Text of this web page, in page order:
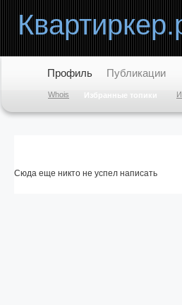
Профиль
Whois Избранные топики
Публикации
Сюда еще никто не успел написать